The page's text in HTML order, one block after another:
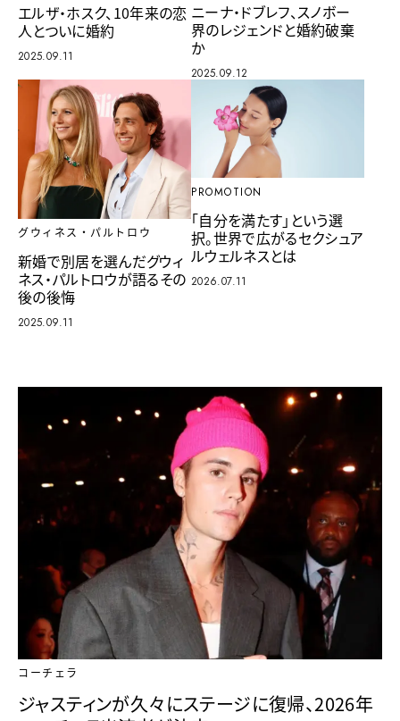
エルザ・ホスク、10年来の恋
人とついに婚約
2025.09.11
ニーナ・ドブレフ、スノボー
界のレジェンドと婚約破棄
か
2025.09.12
グウィネス・パルトロウ
新婚で別居を選んだグウィ
ネス・パルトロウが語るその
後の後悔
2025.09.11
PROMOTION
「自分を満たす」という選
択。世界で広がるセクシュア
ルウェルネスとは
2026.07.11
コーチェラ
ジャスティンが久々にステージに復帰、2026年